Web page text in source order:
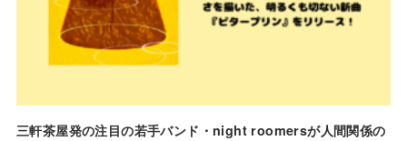
三軒茶屋発の注目の若手バンド・night roomersが人間関係の